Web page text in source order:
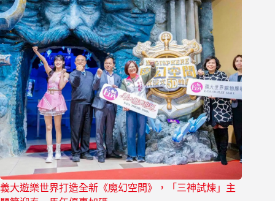
義大遊樂世界打造全新《魔幻空間》，「三神試煉」主